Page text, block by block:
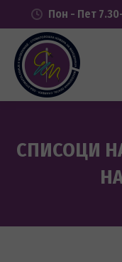
Пон - Пет
СПИСОЦИ